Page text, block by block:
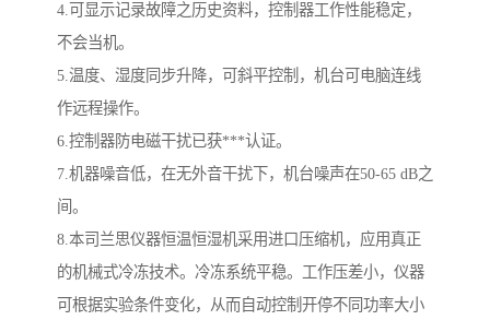
4.可显示记录故障之历史资料，控制器工作性能稳定，
不会当机。
5.温度、湿度同步升降，可斜平控制，机台可电脑连线
作远程操作。
6.控制器防电磁干扰已获***认证。
7.机器噪音低，在无外音干扰下，机台噪声在50-65 dB之
间。
8.本司兰思仪器恒温恒湿机采用进口压缩机，应用真正
的机械式冷冻技术。冷冻系统平稳。工作压差小，仪器
可根据实验条件变化，从而自动控制开停不同功率大小